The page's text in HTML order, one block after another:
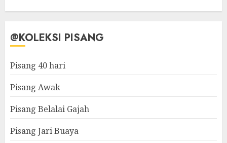
@KOLEKSI PISANG
Pisang 40 hari
Pisang Awak
Pisang Belalai Gajah
Pisang Jari Buaya